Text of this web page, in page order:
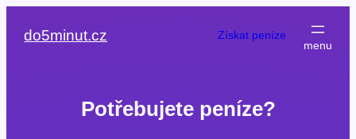
do5minut.cz Získat peníze
Potřebujete peníze?